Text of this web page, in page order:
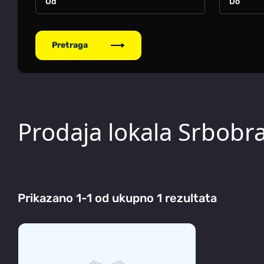
Pretraga
Prodaja lokala
Prikazano 1-1 od ukupno 1 rezultata